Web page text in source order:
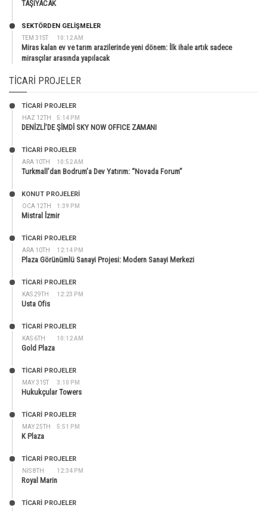
TAŞIYACAK
TEM 31ST 10:12 AM
SEKTÖRDEN GELIŞMELER
Miras kalan ev ve tarım arazilerinde yeni dönem: İlk ihale artık sadece
mirasçılar arasında yapılacak
TICARI PROJELER
HAZ 12TH 5:14 PM
TİCARİ PROJELER
DENİZLİ’DE ŞİMDİ SKY NOW OFFICE ZAMANI
ARA 10TH 10:52 AM
TİCARİ PROJELER
Turkmall’dan Bodrum’a Dev Yatırım: “Novada Forum”
OCA 12TH 1:39 PM
KONUT PROJELERI
Mistral İzmir
ARA 10TH 12:14 PM
TİCARİ PROJELER
Plaza Görünümlü Sanayi Projesi: Modern Sanayi Merkezi
KAS 29TH 12:23 PM
TİCARİ PROJELER
Usta Ofis
KAS 6TH 10:12 AM
TİCARİ PROJELER
Gold Plaza
MAY 31ST 3:10 PM
TİCARİ PROJELER
Hukukçular Towers
MAY 25TH 5:51 PM
TİCARİ PROJELER
K Plaza
NIS 8TH 12:34 PM
TİCARİ PROJELER
Royal Marin
TİCARİ PROJELER